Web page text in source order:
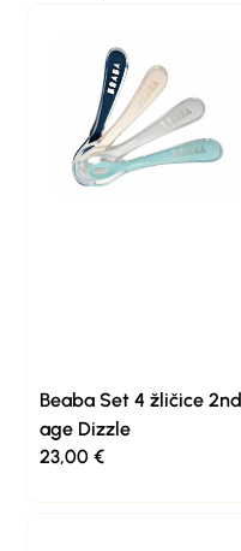
Beaba Set 4 žličice 2nd
age Dizzle
23,00€